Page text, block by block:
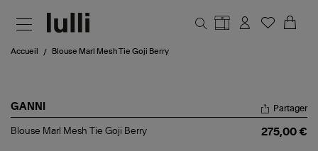
Accueil Blouse Marl Mesh Tie Goji Berry
GANNI
Blouse
Partager
Blouse Marl Mesh Tie Goji Berry 275,00 €